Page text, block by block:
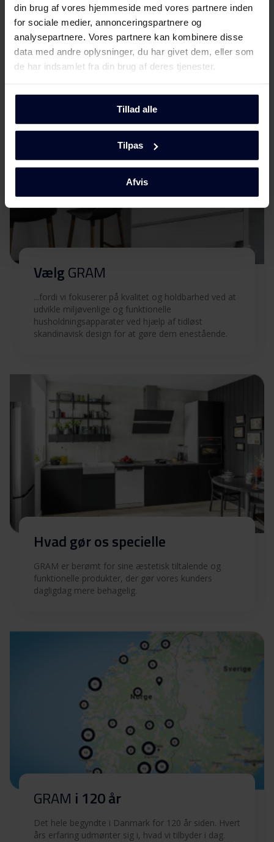
din brug af vores hjemmeside med vores partnere inden
for sociale medier, annonceringspartnere og
analysepartnere. Vores partnere kan kombinere disse
data med andre oplysninger, du har givet dem, eller som
de har indsamlet fra din brug af deres tjenester.
Tillad alle
Tilpas
Afvis
Sikkerhedsoplysninger og
advarsler (SV)
Sikkerhedsoplysninger og
advarsler (NO)
Download
Sikkerhedsoplysninger og
Advarsler og
sikkerhedsoplysninger
Download
Betjeningsvejledninger
(EN)
Betjeningsvejledninger
Download
(NO)
Download
Betjeningsvejledninger
Download
Download
Produktbillede WD 57014-50
Produktbillede WD
57014-50
Hent udvalgt
MødGRAM
VælgGRAM
...fordi vi fokuserer på kvalitet og holdbarhed ved at
udvikle miljøvenlige og funktionelle
husholdningsapparater ved hjælp af tidløst
skandinavisk design for at gøre dem enestående.
Hvad gør os specielle
GRAM er berømt for sine æstetisk tiltalende og
funktionelle produkter, der gør vores kunders
dagligdag mere behagelig.
GRAM i 120 år
Det hele begyndte i Danmark for 120 år siden. Hvert
års erfaring udmønter sig i, hvad vi tilbyder i dag.